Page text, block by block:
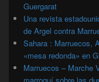
Guergarat
Una revista
de Argel contra
Sahara : Marruecos,
«mesa redonda» en
Marruecos – Marche